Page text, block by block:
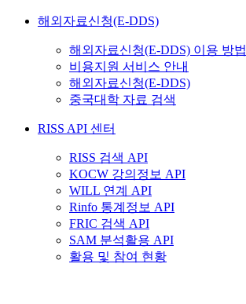
해외자료신청(E-DDS)
해외자료신청(E-DDS) 이용 방법
비용지원 서비스 안내
해외자료신청(E-DDS)
중국대학 자료 검색
RISS API 센터
RISS 검색 API
KOCW 강의정보 API
WILL 연계 API
Rinfo 통계정보 API
FRIC 검색 API
SAM 분석활용 API
활용 및 참여 현황